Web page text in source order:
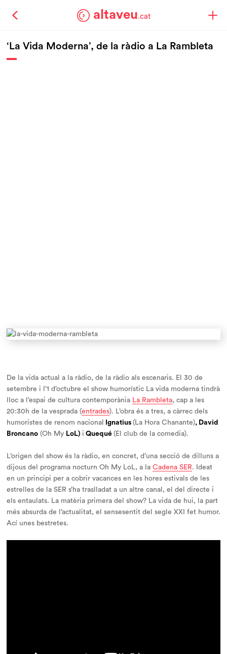
altaveu.cat
‘La Vida Moderna’, de la ràdio a La Rambleta
De la vida actual a la ràdio, de la ràdio als escenaris. El 30 de
setembre i l’1 d’octubre el show humorístic La vida moderna tindrà
lloc a l’espai de cultura contemporània La Rambleta, cap a les
20:30h de la vesprada (entrades). L’obra és a tres, a càrrec dels
humoristes de renom nacional
Ignatius (La Hora Chanante), David
Broncano (Oh My LoL) i Quequé (El club de la comedia).
L’origen del show és la ràdio, en concret, d’una secció de dilluns a
dijous del programa nocturn Oh My LoL, a la Cadena SER. Ideat
en un principi per a cobrir vacances en les hores estivals de les
estrelles de la SER s’ha traslladat a un altre canal, el del directe i
els entaulats. La matèria primera del show? La vida de hui, la part
més absurda de l’actualitat, el sensesentit del segle XXI fet humor.
Ací unes bestretes.